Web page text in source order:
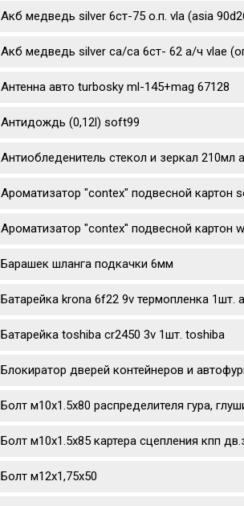
Акб медведь silver 6ст-75 о.п. vla (asia
Акб медведь silver ca/ca 6ст- 62 а/ч vlae
Антенна авто turbosky ml-145+mag 67128
Антидождь (0,12l) soft99
Антиобледенитель стекол и зеркал 210мл
Ароматизатор "contex" подвесной картон
Ароматизатор "contex" подвесной картон
Барашек шланга подкачки 6мм
Батарейка krona 6f22 9v термопленка 1шт.
Батарейка toshiba cr2450 3v 1шт. toshiba
Блокиратор дверей контейнеров и
Болт м10х1.5х80 распределителя гура,
Болт м10х1.5х85 картера сцепления кпп
Болт м12х1,75х50